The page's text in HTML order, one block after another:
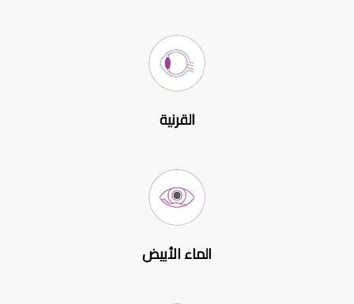
القرنية
الماء الأبيض